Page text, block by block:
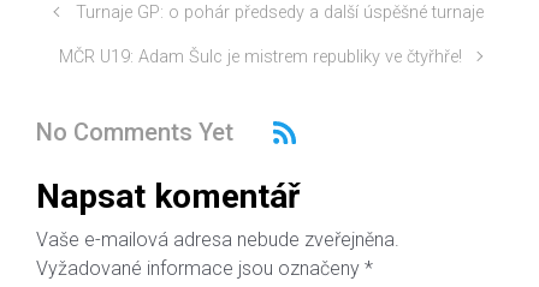
Turnaje GP: o pohár předsedy a další úspěšné turnaje
MČR U19: Adam Šulc je mistrem republiky ve čtyřhře!
No Comments Yet
Napsat komentář
Vaše e-mailová adresa nebude zveřejněna.
Vyžadované informace jsou označeny *